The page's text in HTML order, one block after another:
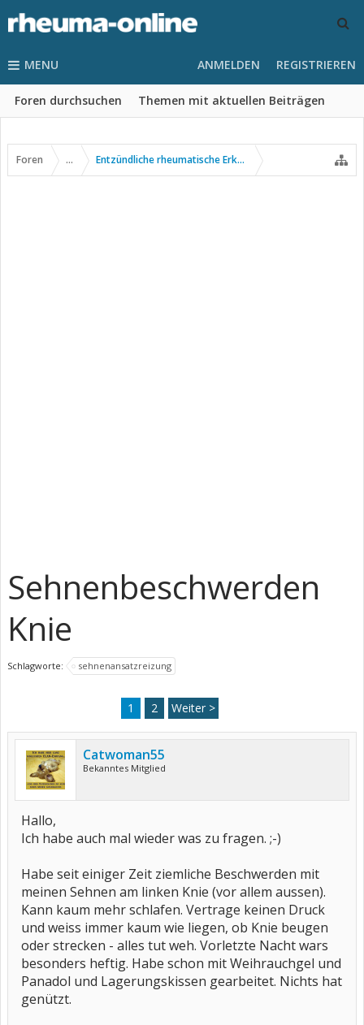
MENU
Foren durchsuchen Themen mit aktuellen Beiträgen
ANMELDEN REGISTRIEREN
Foren ... Entzündliche rheumatische Erkrankungen
Sehnenbeschwerden
Knie
Schlagworte: sehnenansatzreizung
1 2 Weiter >
Catwoman55
Bekanntes Mitglied
Hallo,
Ich habe auch mal wieder was zu fragen. ;-)
Habe seit einiger Zeit ziemliche Beschwerden mit
meinen Sehnen am linken Knie (vor allem aussen).
Kann kaum mehr schlafen. Vertrage keinen Druck
und weiss immer kaum wie liegen, ob Knie beugen
oder strecken - alles tut weh. Vorletzte Nacht wars
besonders heftig. Habe schon mit Weihrauchgel und
Panadol und Lagerungskissen gearbeitet. Nichts hat
genützt.